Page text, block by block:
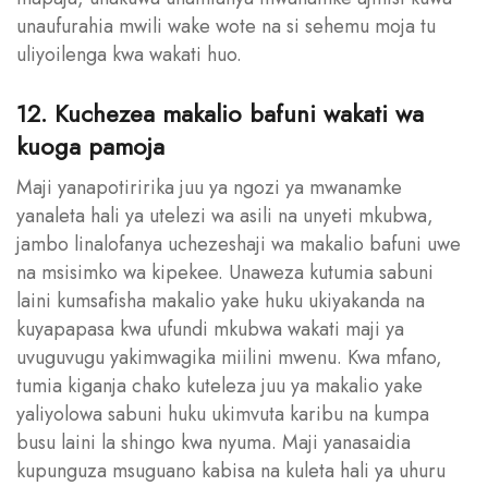
unaufurahia mwili wake wote na si sehemu moja tu
uliyoilenga kwa wakati huo.
12. Kuchezea makalio bafuni wakati wa
kuoga pamoja
Maji yanapotiririka juu ya ngozi ya mwanamke
yanaleta hali ya utelezi wa asili na unyeti mkubwa,
jambo linalofanya uchezeshaji wa makalio bafuni uwe
na msisimko wa kipekee. Unaweza kutumia sabuni
laini kumsafisha makalio yake huku ukiyakanda na
kuyapapasa kwa ufundi mkubwa wakati maji ya
uvuguvugu yakimwagika miilini mwenu. Kwa mfano,
tumia kiganja chako kuteleza juu ya makalio yake
yaliyolowa sabuni huku ukimvuta karibu na kumpa
busu laini la shingo kwa nyuma. Maji yanasaidia
kupunguza msuguano kabisa na kuleta hali ya uhuru